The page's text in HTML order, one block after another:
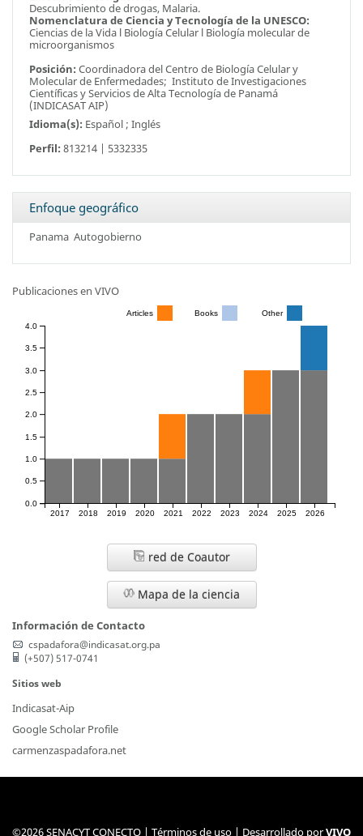
Descubrimiento de drogas, Malaria.
Nomenclatura de Ciencia y Tecnología de la UNESCO:
Ciencias de la Vida l Biología Celular l Biología molecular de
microorganismos
Posición: Coordinadora del Centro de Biología Celular y
Molecular de Enfermedades; Instituto de Investigaciones
Científicas y Servicios de Alta Tecnología de Panamá
(INDICASAT AIP)
Idioma(s): Español ; Inglés
Perfil: 813214 | 5332335
Enfoque geográfico
Panama Autogobierno
Publicaciones en VIVO
2017 2018 2019 2020 2021 2022 2023 2024 2025 2026
0.0
0.5
1.0
1.5
2.0
2.5
3.0
3.5
4.0
Articles Books Other
red de Coautor
Mapa de la ciencia
Información de Contacto
cspadafora@indicasat.org.pa
(+507) 517-0741
Sitios web
Indicasat-Aip
Google Scholar Profile
carmenzaspadafora.net
©2026 SENACYT CONECTO | Términos de uso | Desarrollado porVIVO